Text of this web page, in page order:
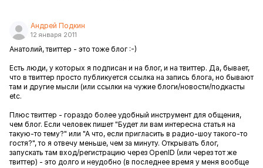
Андрей Подкин
12 января 2011
Анатолий, твиттер - это тоже блог :-)
Есть люди, у которых я подписан и на блог, и на твиттер. Да, бывает,
что в твиттер просто публикуется ссылка на запись блога, но бывают
там и другие мысли (или ссылки на чужие блоги/новости/подкасты
etc.
Плюс твиттер - гораздо более удобный инструмент для общения,
чем блог. Если человек пишет "Будет ли вам интересна статья на
такую-то тему?" или "А что, если пригласить в радио-шоу такого-то
гостя?", то я отвечу меньше, чем за минуту. Открывать блог,
запускать там вход/регистрацию через OpenID (или через тот же
твиттер) - это долго и неудобно (в последнее время у меня вообще